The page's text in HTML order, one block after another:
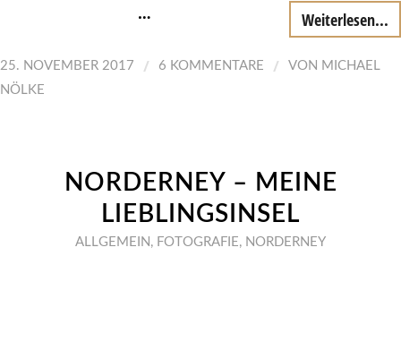
… Weiterlesen...
25. NOVEMBER 2017 / 6 KOMMENTARE / VON MICHAEL
NÖLKE
NORDERNEY – MEINE
LIEBLINGSINSEL
ALLGEMEIN , FOTOGRAFIE, NORDERNEY